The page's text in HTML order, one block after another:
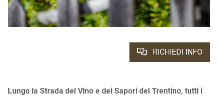
RICHIEDI INFO
Lungo la Strada del Vino e dei Sapori del Trentino, tutti i